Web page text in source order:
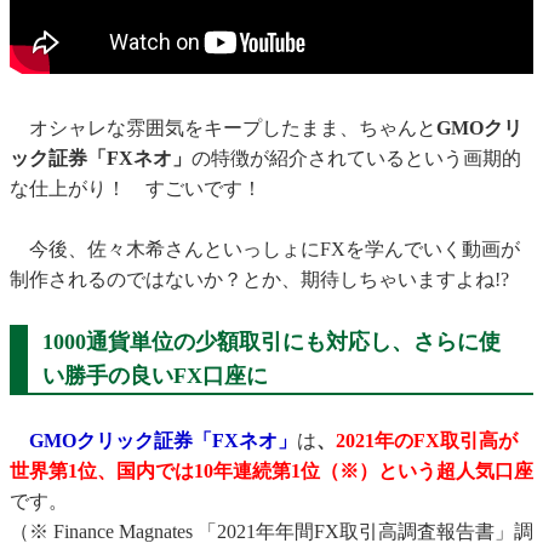
オシャレな雰囲気をキープしたまま、ちゃんとGMOクリ
ック証券「FXネオ」 の特徴が紹介されているという画期的
な仕上がり！ すごいです！
今後、佐々木希さんといっしょにFXを学んでいく動画が
制作されるのではないか？とか、期待しちゃいますよね!?
1000通貨単位の少額取引にも対応し、さらに使
い勝手の良いFX口座に
GMOクリック証券「FXネオ」 は、 2021年のFX取引高が
世界第1位、国内では10年連続第1位（※）という超人気口座
です。
（※ Finance Magnates 「2021年年間FX取引高調査報告書」調